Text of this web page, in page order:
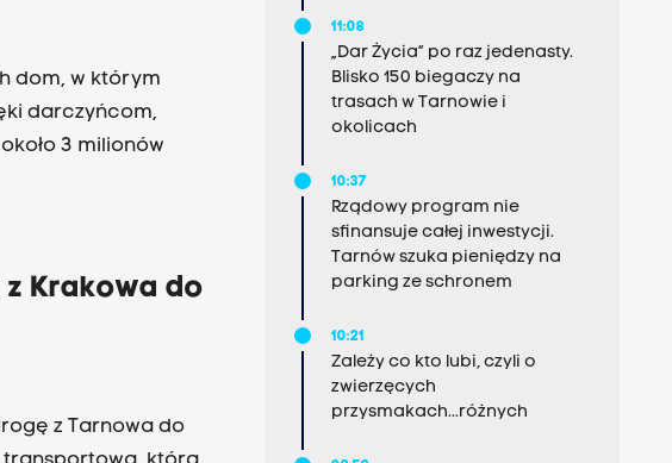
dom, w którym
darczyńcom,
3 milionów
Krakowa do
z Tarnowa do
11:08
„Dar Życia” po raz jedenasty.
Blisko 150 biegaczy na
trasach w Tarnowie i
okolicach
10:37
Rządowy program nie
sfinansuje całej inwestycji.
Tarnów szuka pieniędzy na
parking ze schronem
10:21
Zależy co kto lubi, czyli o
zwierzęcych
przysmakach...różnych